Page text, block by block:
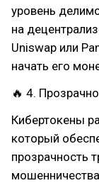
уровень
на
Uniswap или
начать его
🔥 4.
Кибертокены
который
прозрачность